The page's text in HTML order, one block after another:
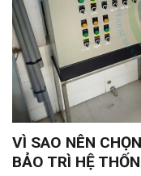
VÌ SAO NÊN
BẢO TRÌ HỆ